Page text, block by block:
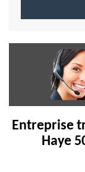
Entreprise
Haye